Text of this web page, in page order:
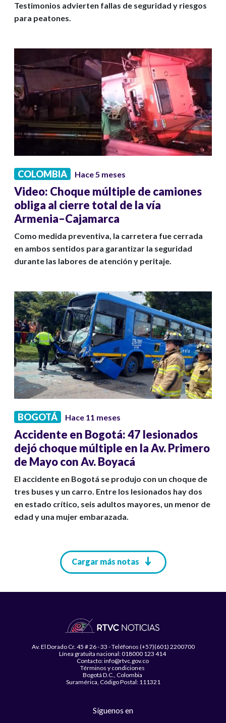
Testimonios advierten fallas de seguridad y riesgos
para peatones.
COLOMBIA Hace 5 meses
Video: Choque múltiple de camiones
obliga al cierre total de la vía
Armenia–Cajamarca
Como medida preventiva, la carretera fue cerrada
en ambos sentidos para garantizar la seguridad
durante las labores de atención y peritaje.
BOGOTÁ Hace 11 meses
Accidente en Bogotá: 47 lesionados
dejó choque múltiple en la Av. Primero
de Mayo con Av. Boyacá
El accidente en Bogotá se produjo con un choque de
tres buses y un carro. Entre los lesionados hay dos
en estado crítico, seis adultos mayores, un menor de
edad y una mujer embarazada.
Cargar más notas
Av. El Dorado Cr. 45 # 26 - 33 - Teléfonos (+57)(601) 2200700
Línea gratuita nacional: 018000 123 414
Contacto: info@rtvc.gov.co
Términos y condiciones
Bogotá D.C., Colombia
Suramérica, Código Postal: 111321
Síguenos en